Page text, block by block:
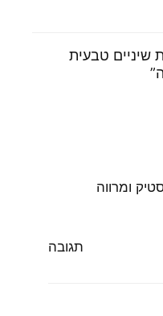
שיניים טבעית
ומרווה
תגובה